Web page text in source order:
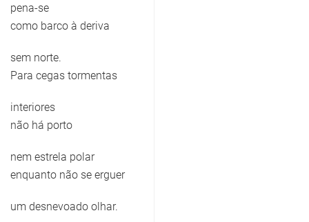
pena-se
como barco à deriva
sem norte.
Para cegas tormentas
interiores
não há porto
nem estrela polar
enquanto não se erguer
um desnevoado olhar.